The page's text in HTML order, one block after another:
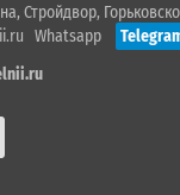
Стройдвор,
Whatsapp